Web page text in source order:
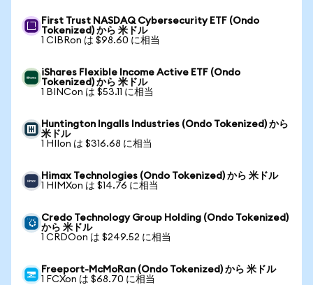
First Trust NASDAQ Cybersecurity ETF (Ondo
Tokenized) から 米ドル
1 CIBRon は $98.60 に相当
iShares Flexible Income Active ETF (Ondo
Tokenized) から 米ドル
1 BINCon は $53.11 に相当
Huntington Ingalls Industries (Ondo Tokenized) から
米ドル
1 HIIon は $316.68 に相当
Himax Technologies (Ondo Tokenized) から 米ドル
1 HIMXon は $14.76 に相当
Credo Technology Group Holding (Ondo Tokenized)
から 米ドル
1 CRDOon は $249.52 に相当
Freeport-McMoRan (Ondo Tokenized) から 米ドル
1 FCXon は $68.70 に相当